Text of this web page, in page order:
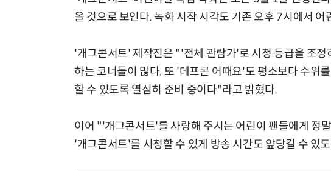
올 것으로 보인다. 녹화 시작 시각도 기존 오후 7시에서
'개그콘서트' 제작진은 "'전체 관람가'로 시청 등급을 조
하는 코너들이 많다. 또 '데프콘 어때요'도 평소보다 수위
할 수 있도록 열심히 준비 중이다"라고 밝혔다.
이어 "'개그콘서트'를 사랑해 주시는 어린이 팬들에게 정
'개그콘서트'를 시청할 수 있게 방송 시간도 앞당길 수 있